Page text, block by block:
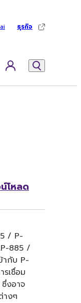
ธุรกิจ
โหลด
/ P-
885 /
ากับ P-
เชื่อม
งอาจ
างๆ